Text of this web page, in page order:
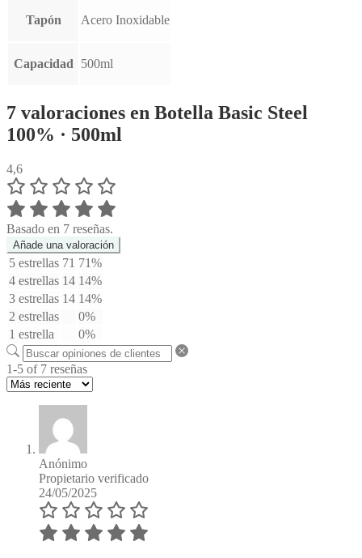
Tapón Acero Inoxidable
Capacidad 500ml
7 valoraciones en Botella Basic Steel
100% · 500ml
4,6
Basado en 7 reseñas.
Añade una valoración
5 estrellas 71 71%
4 estrellas 14 14%
3 estrellas 14 14%
2 estrellas
0%
1 estrella
0%
1-5 of 7 reseñas
Anónimo
Propietario verificado
24/05/2025